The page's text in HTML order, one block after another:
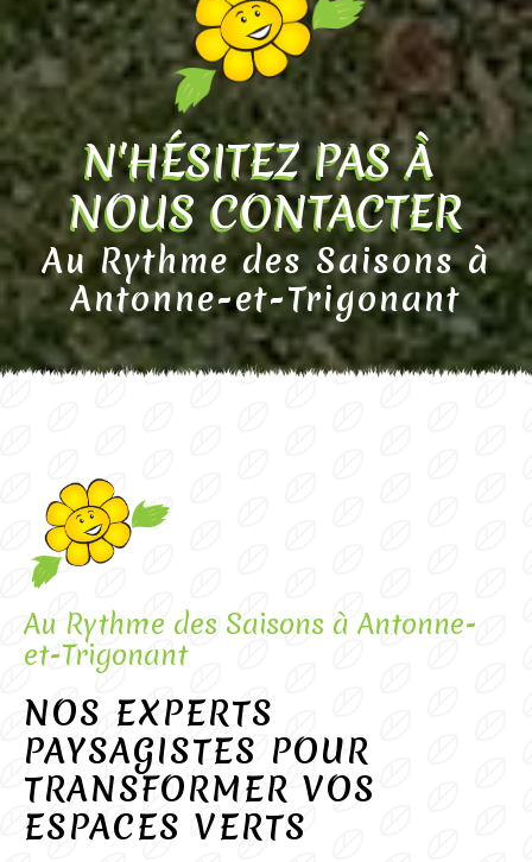
N'HÉSITEZ PAS À
NOUS CONTACTER
Au Rythme des Saisons à
Antonne-et-Trigonant
Au Rythme des Saisons à Antonne-
et-Trigonant
NOS EXPERTS
PAYSAGISTES POUR
TRANSFORMER VOS
ESPACES VERTS